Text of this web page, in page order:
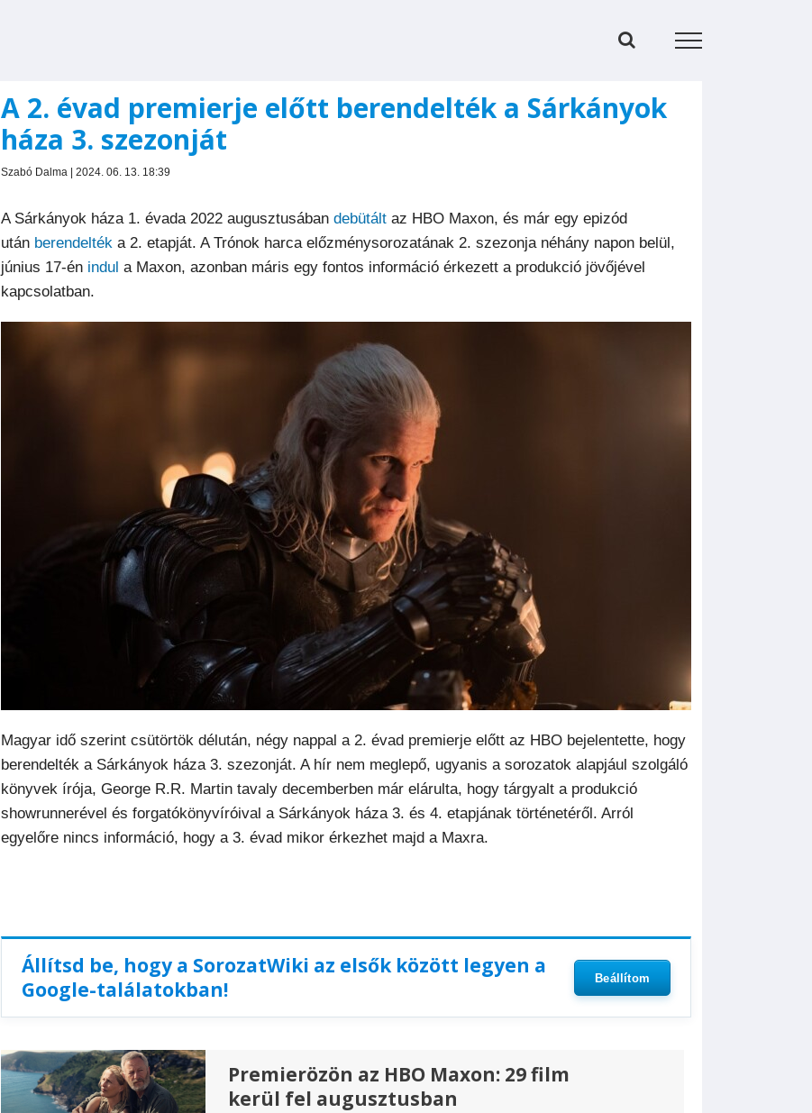
A 2. évad premierje előtt berendelték a Sárkányok
háza 3. szezonját
Szabó Dalma | 2024. 06. 13. 18:39
A Sárkányok háza 1. évada 2022 augusztusában debütált az HBO Maxon, és már egy epizód
után berendelték a 2. etapját. A Trónok harca előzménysorozatának 2. szezonja néhány napon belül,
június 17-én indul a Maxon, azonban máris egy fontos információ érkezett a produkció jövőjével
kapcsolatban.
Magyar idő szerint csütörtök délután, négy nappal a 2. évad premierje előtt az HBO bejelentette, hogy
berendelték a Sárkányok háza 3. szezonját. A hír nem meglepő, ugyanis a sorozatok alapjául szolgáló
könyvek írója, George R.R. Martin tavaly decemberben már elárulta, hogy tárgyalt a produkció
showrunnerével és forgatókönyvíróival a Sárkányok háza 3. és 4. etapjának történetéről. Arról
egyelőre nincs információ, hogy a 3. évad mikor érkezhet majd a Maxra.
Állítsd be, hogy a SorozatWiki az elsők között legyen a
Google-találatokban!
Beállítom
Premierözön az HBO Maxon: 29 film
kerül fel augusztusban